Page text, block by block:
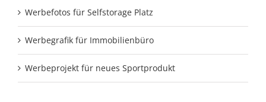
Werbefotos für Selfstorage Platz
Werbegrafik für Immobilienbüro
Werbeprojekt für neues Sportprodukt